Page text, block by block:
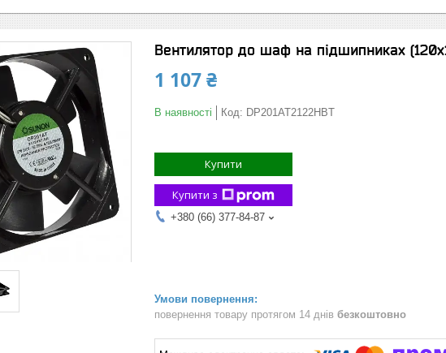
Вентилятор до шаф на підшипниках
1 107 ₴
В наявності Код: DP201AT2122HBT
Купити
Купити з
+380 (66) 377-84-87
повернення товару протягом 14 днів безкоштовно